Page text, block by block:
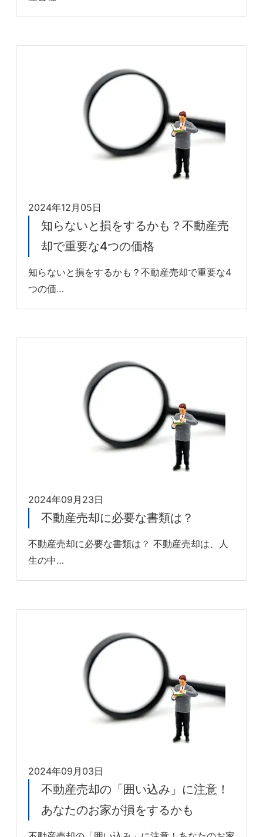
2024年12月05日
知らないと損をするかも？不動産売
却で重要な4つの価格
知らないと損をするかも？不動産売却で重要な4
つの価…
2024年09月23日
不動産売却に必要な書類は？
不動産売却に必要な書類は？ 不動産売却は、人
生の中…
2024年09月03日
不動産売却の「囲い込み」に注意！
あなたのお家が損をするかも